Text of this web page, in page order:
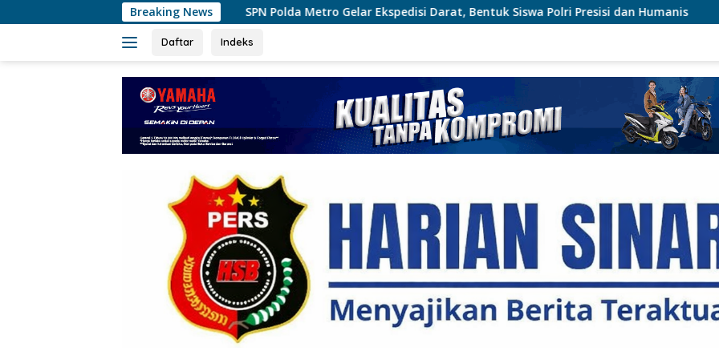
ke
Breaking News
SPN Polda Metro Gelar Ekspedisi Darat, Bentuk Siswa Polri Presisi dan Humanis Tim Gabungan Lakukan
Daftar Indeks